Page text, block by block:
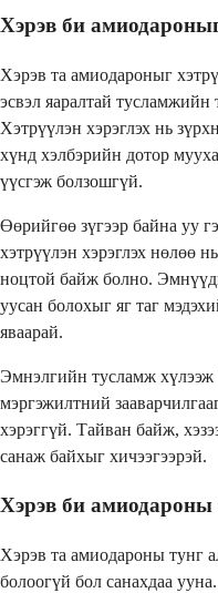
Хэрэв би
Хэрэв та амиодароныг
эсвэл яаралтай тусламжийн
Хэтрүүлэн хэрэглэх нь
хүнд хэлбэрийн дотор
үүсгэж болзошгүй.
Өөрийгөө зүгээр байна уу
хэтрүүлэн хэрэглэх нөлөө
ноцтой байж болно.
уусан болохыг яг таг
яваарай.
Эмнэлгийн тусламж хүлээж
мэргэжилтний
хэрэггүй. Тайван байж,
санаж байхыг хичээгээрэй.
Хэрэв би амиодароны
Хэрэв та амиодароны тунг
болоогүй бол санахдаа